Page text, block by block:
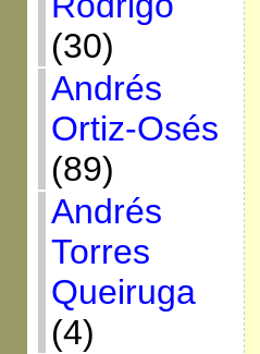
(30)
Andrés
Ortiz-Osés
(89)
Andrés
Torres
Queiruga
(4)